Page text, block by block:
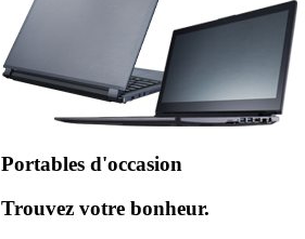
Portables d'occasion
Trouvez votre bonheur.